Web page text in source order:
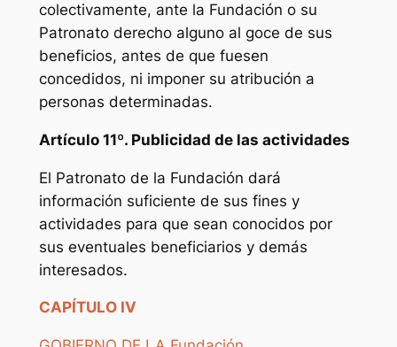
colectivamente, ante la Fundación o su
Patronato derecho alguno al goce de sus
beneficios, antes de que fuesen
concedidos, ni imponer su atribución a
personas determinadas.
Artículo 11º. Publicidad de las actividades
El Patronato de la Fundación dará
información suficiente de sus fines y
actividades para que sean conocidos por
sus eventuales beneficiarios y demás
interesados.
CAPÍTULO IV